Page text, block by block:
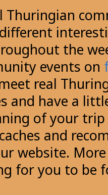
Thuringian
the
events on
real
and have a
of your
and
website.
for you to be